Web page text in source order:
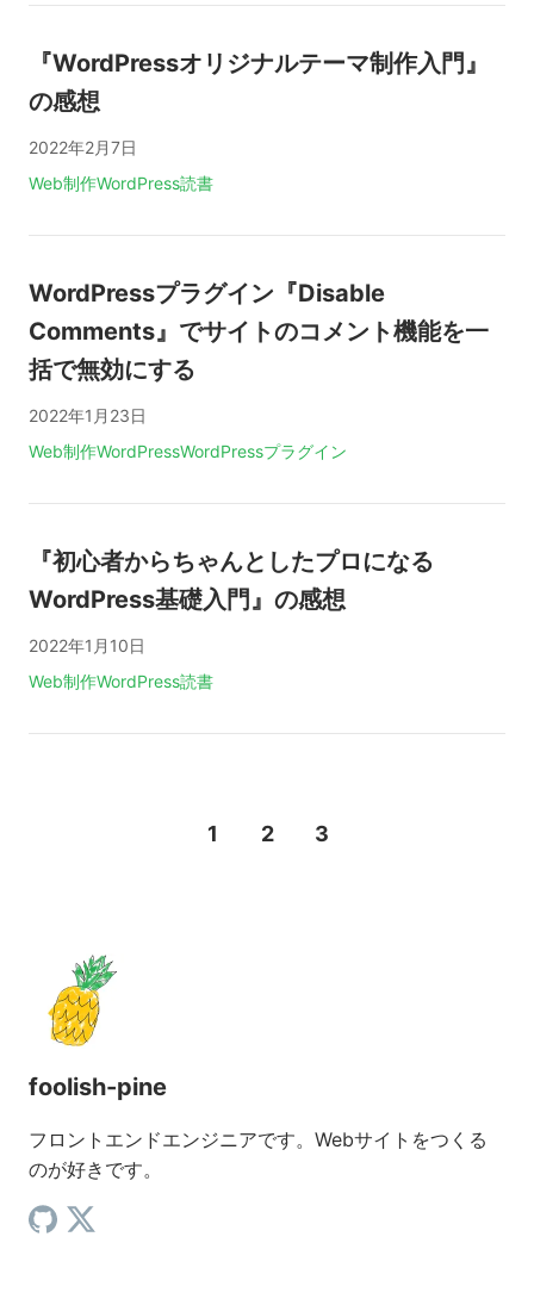
『WordPressオリジナルテーマ制作入門』
の感想
2022年2月7日
タグ:
Web制作WordPress読書
WordPressプラグイン『Disable
Comments』でサイトのコメント機能を一
括で無効にする
2022年1月23日
タグ:
Web制作WordPressWordPressプラグイン
『初心者からちゃんとしたプロになる
WordPress基礎入門』の感想
2022年1月10日
タグ:
Web制作WordPress読書
1
ページ目
2
ページ目
3
ページ目
foolish-pine
フロントエンドエンジニアです。Webサイトをつくる
のが好きです。
GitHub（新しいタブで開く）
X（新しいタブで開く）